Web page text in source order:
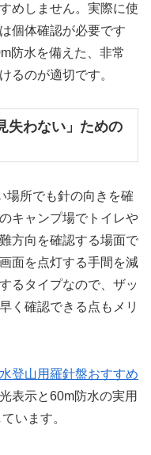
めしません。実際に使
個体確認が必要です
防水を備えた、非常
るのが適切です。
失わない」ための
場所でも針の向きを確
キャンプ場でトイレや
方向を確認する場面で
面を点灯する手間を減
るタイプなので、ザッ
く確認できる点もメリ
登山用羅針盤おすすめ
表示と60m防水の実用
います。